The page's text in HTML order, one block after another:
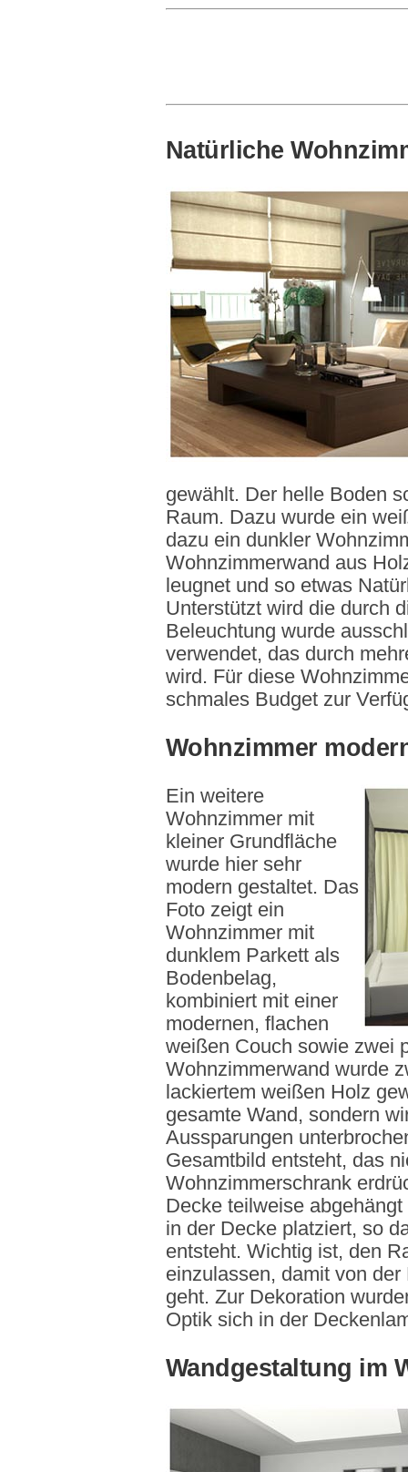
Natürliche
gewählt. Der helle Boden
Raum. Dazu wurde ein
dazu ein dunkler
Wohnzimmerwand aus
leugnet und so etwas
Unterstützt wird die durch
Beleuchtung wurde
verwendet, das durch
wird. Für diese
schmales Budget zur
Wohnzimmer
Ein weitere
Wohnzimmer mit
kleiner Grundfläche
wurde hier sehr
modern gestaltet. Das
Foto zeigt ein
Wohnzimmer mit
dunklem Parkett als
Bodenbelag,
kombiniert mit einer
modernen, flachen
weißen Couch sowie zwei
Wohnzimmerwand wurde
lackiertem weißen Holz
gesamte Wand, sondern
Aussparungen
Gesamtbild entsteht, das
Wohnzimmerschrank
Decke teilweise
in der Decke platziert, so
entsteht. Wichtig ist, den
einzulassen, damit von
geht. Zur Dekoration
Optik sich in der
Wandgestaltung im